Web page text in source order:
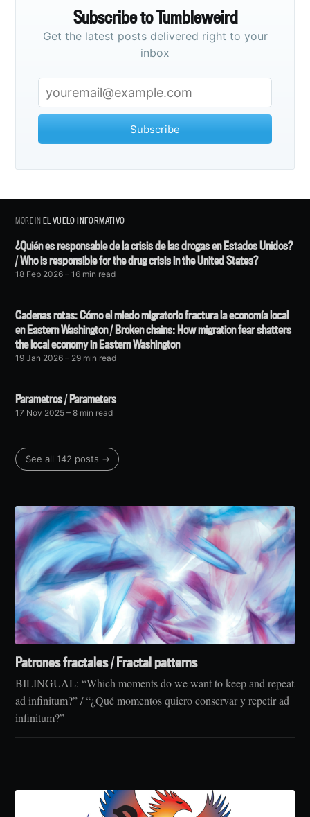
Subscribe to Tumbleweird
Get the latest posts delivered right to your
inbox
Subscribe
MORE INEL VUELO INFORMATIVO
¿Quién es responsable de la crisis de las drogas en Estados Unidos?
/ Who is responsible for the drug crisis in the United States?
18 Feb 2026 – 16 min read
Cadenas rotas: Cómo el miedo migratorio fractura la economía local
en Eastern Washington / Broken chains: How migration fear shatters
the local economy in Eastern Washington
19 Jan 2026 – 29 min read
Parametros / Parameters
17 Nov 2025 – 8 min read
See all 142 posts →
Patrones fractales / Fractal patterns
BILINGUAL: “Which moments do we want to keep and repeat
ad infinitum?” / “¿Qué momentos quiero conservar y repetir ad
infinitum?”